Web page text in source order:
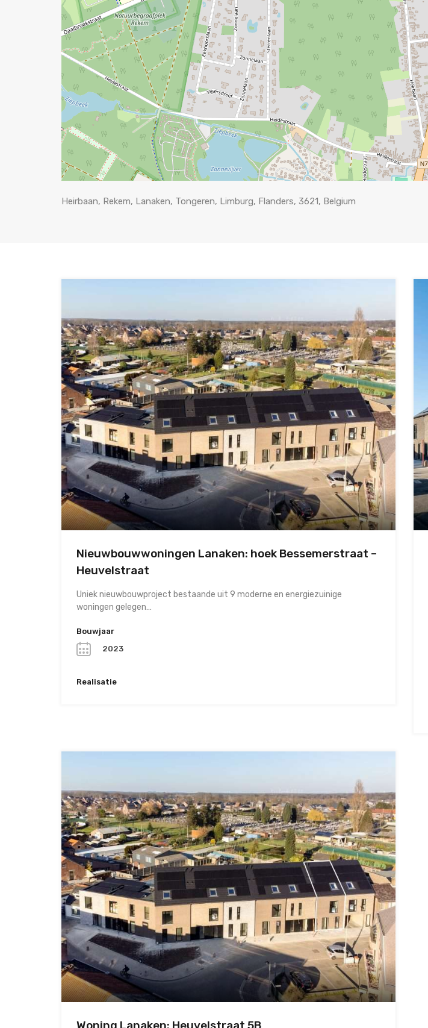
Heirbaan, Rekem, Lanaken, Tongeren, Limburg, Flanders, 3621, Belgium
Nieuwbouwwoningen Lanaken: hoek Bessemerstraat –
Heuvelstraat
Uniek nieuwbouwproject bestaande uit 9 moderne en energiezuinige
woningen gelegen…
Bouwjaar
2023
Realisatie